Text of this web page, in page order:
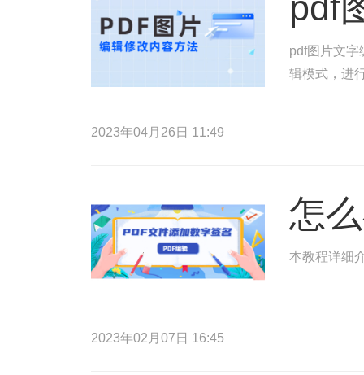
pdf图片文字
辑模式，进
2023年04月26日 11:49
怎
本教程详细
2023年02月07日 16:45